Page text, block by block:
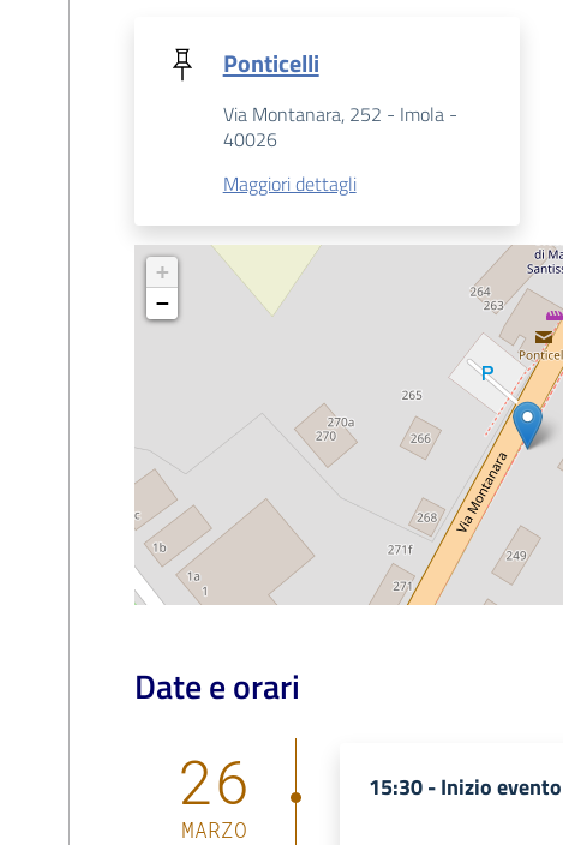
Ponticelli
Via Montanara, 252 - Imola -
40026
Maggiori dettagli
+
−
Date e orari
26
MARZO
15:30 -Inizio evento